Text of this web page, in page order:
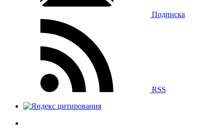
Подписка
RSS